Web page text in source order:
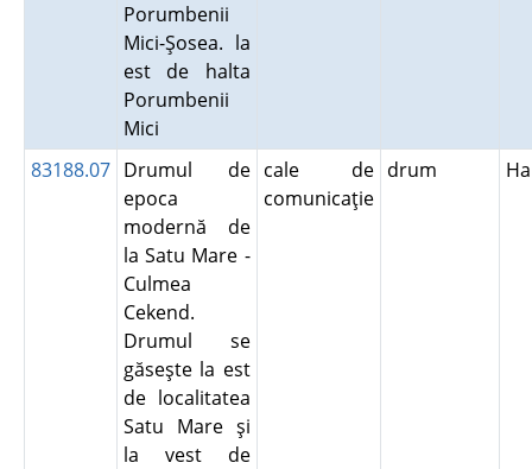
Porumbenii
Mici-Şosea. la
est de halta
Porumbenii
Mici
83188.07 Drumul de
epoca
modernă de
la Satu Mare -
Culmea
Cekend.
Drumul se
găseşte la est
de localitatea
Satu Mare şi
la vest de
cale de
comunicaţie
drum